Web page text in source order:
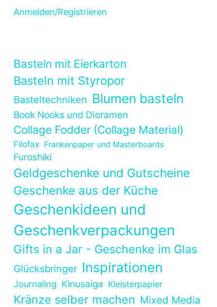
Anmelden/Registrieren
Basteln mit Eierkarton
Basteln mit Styropor
Basteltechniken Blumen basteln
Book Nooks und Dioramen
Collage Fodder (Collage Material)
Filofax Frankenpaper und Masterboards
Furoshiki
Geldgeschenke und Gutscheine
Geschenke aus der Küche
Geschenkideen und
Geschenkverpackungen
Gifts in a Jar - Geschenke im Glas
Glücksbringer Inspirationen
Journaling Kinusaiga Kleisterpapier
Kränze selber machen Mixed Media